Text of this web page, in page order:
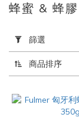
用
篩
選
(0/20)
品
蜂蜜 & 蜂膠
篩選
商品排序